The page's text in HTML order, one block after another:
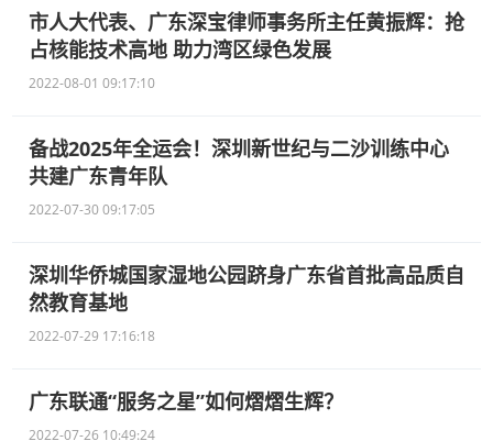
市人大代表、广东深宝律师事务所主任黄振辉：抢
占核能技术高地 助力湾区绿色发展
2022-08-01 09:17:10
备战2025年全运会！深圳新世纪与二沙训练中心
共建广东青年队
2022-07-30 09:17:05
深圳华侨城国家湿地公园跻身广东省首批高品质自
然教育基地
2022-07-29 17:16:18
广东联通“服务之星”如何熠熠生辉？
2022-07-26 10:49:24